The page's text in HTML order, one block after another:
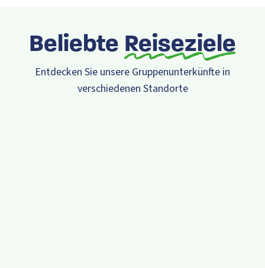
Beliebte Reiseziele
Entdecken Sie unsere Gruppenunterkünfte in
verschiedenen Standorte